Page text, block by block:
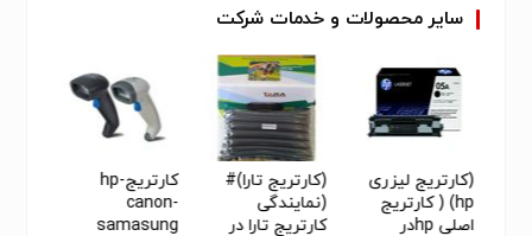
سایرمحصولات و خدمات شرکت
(کارتریج لیزری
hp) ( کارتریج
اصلی hpدر
(کارتریج تارا)#
(نمایندگی
کارتریج تارا در
کارتریجhp-
canon-
samasung